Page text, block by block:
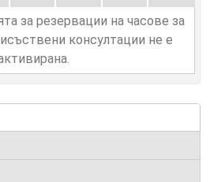
за резервации на часове за
консултации не е